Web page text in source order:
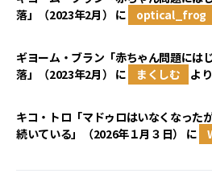
落」（2023年2月） に optical_frog
ギヨーム・ブラン「赤ちゃん問題には
落」（2023年2月） に まくしむ より
キコ・トロ「マドゥロはいなくなった
続いている」（2026年１月３日）
に